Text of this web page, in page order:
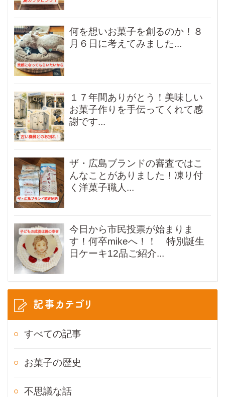
何を想いお菓子を創るのか！８
月６日に考えてみました...
１７年間ありがとう！美味しい
お菓子作りを手伝ってくれて感
謝です...
ザ・広島ブランドの審査ではこ
んなことがありました！凍り付
く洋菓子職人...
今日から市民投票が始まりま
す！何卒mikeへ！！ 特別誕生
日ケーキ12品ご紹介...
記事カテゴリ
すべての記事
お菓子の歴史
不思議な話